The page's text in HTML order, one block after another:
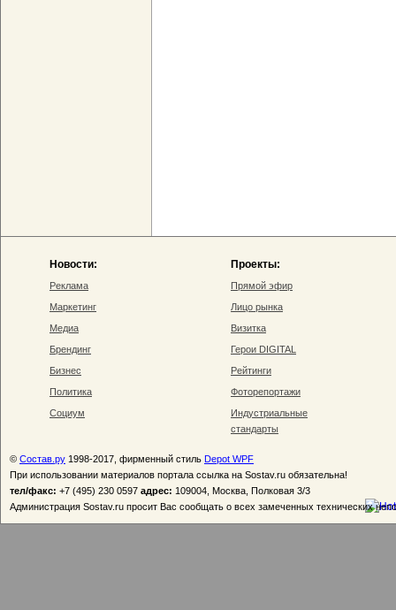
Новости:
Реклама
Маркетинг
Медиа
Брендинг
Бизнес
Политика
Социум
Проекты:
Прямой эфир
Лицо рынка
Визитка
Герои DIGITAL
Рейтинги
Фоторепортажи
Индустриальные
стандарты
© Состав.ру 1998-2017, фирменный стиль Depot WPF
При использовании материалов портала ссылка на Sostav.ru обязательна!
тел/факс: +7 (495) 230 0597 адрес: 109004, Москва, Полковая 3/3
Администрация Sostav.ru просит Вас сообщать о всех замеченных технических